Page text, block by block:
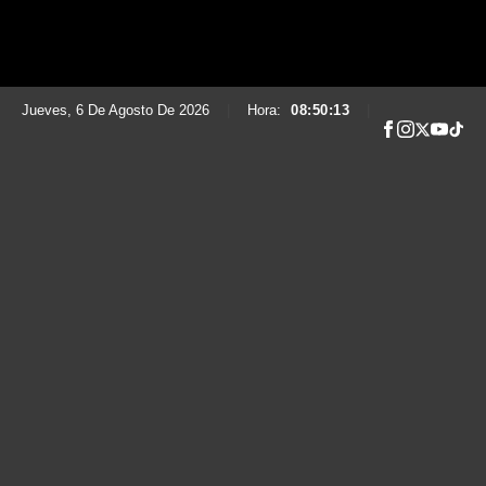
Jueves, 6 De Agosto De 2026 Hora: 08:50:14